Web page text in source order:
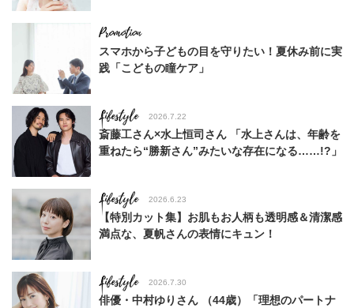
スマホから子どもの目を守りたい！夏休み前に実
践「こどもの瞳ケア」
Lifestyle 2026.7.22
斎藤工さん×水上恒司さん 「水上さんは、年齢を
重ねたら“勝新さん”みたいな存在になる……!?」
Lifestyle 2026.6.23
【特別カット集】お肌もお人柄も透明感＆清潔感
満点な、夏帆さんの表情にキュン！
Lifestyle 2026.7.30
俳優・中村ゆりさん （44歳）「理想のパートナ